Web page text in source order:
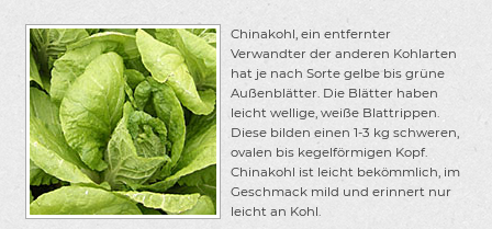
Chinakohl, ein entfernter
Verwandter der anderen Kohlarten
hat je nach Sorte gelbe bis grüne
Außenblätter. Die Blätter haben
leicht wellige, weiße Blattrippen.
Diese bilden einen 1-3 kg schweren,
ovalen bis kegelförmigen Kopf.
Chinakohl ist leicht bekömmlich, im
Geschmack mild und erinnert nur
leicht an Kohl.